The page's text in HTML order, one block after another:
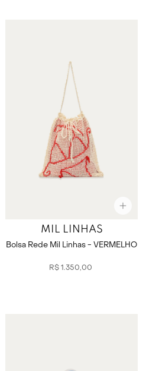
MIL LINHAS
Bolsa Rede Mil Linhas - VERMELHO
R$ 1.350,00